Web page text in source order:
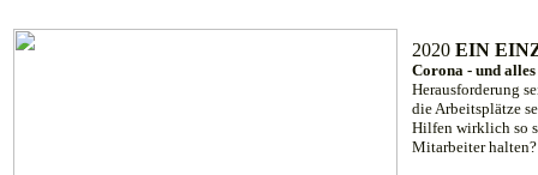
2020 EIN
Corona - und
Herausforderung
die Arbeitsplätze
Hilfen wirklich so
Mitarbeiter halten?